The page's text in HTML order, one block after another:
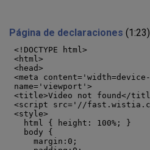
Página de declaraciones (1:23)